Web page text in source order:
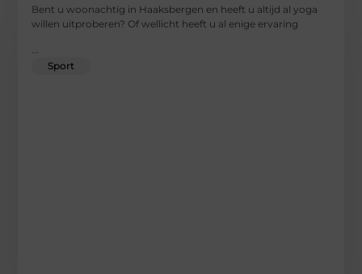
Bent u woonachtig in Haaksbergen en heeft u altijd al yoga
willen uitproberen? Of wellicht heeft u al enige ervaring
...
Sport